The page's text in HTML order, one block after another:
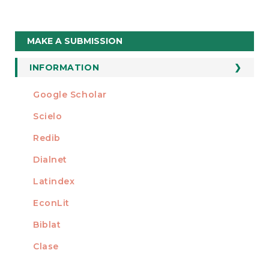
Make
a
Submission
MAKE A SUBMISSION
INFORMATION
For Readers
For Librarians
INDEXED AT
Google Scholar
Scielo
Redib
Dialnet
Latindex
EconLit
Biblat
Clase